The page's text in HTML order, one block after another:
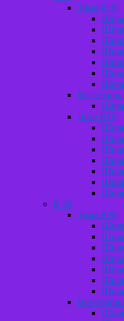
Зима R19
Лето R19
R 20
Зима R20